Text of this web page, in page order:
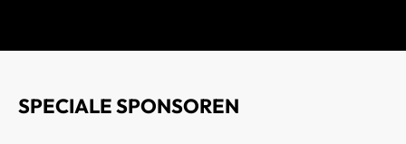
SPECIALE SPONSOREN